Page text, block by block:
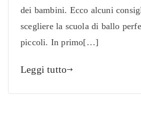
dei bambini. Ecco alcuni
scegliere la scuola di ballo
piccoli. In primo[…]
Leggi tutto